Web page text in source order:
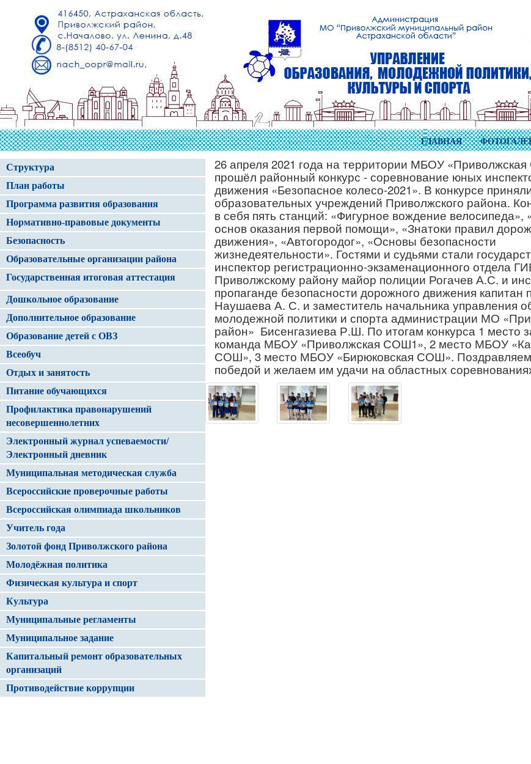
ГЛАВНАЯ
Структура
План работы
Программа развития образования
Нормативно-правовые документы
Безопасность
Образовательные организации района
Государственная итоговая аттестация
Дошкольное образование
Дополнительное образование
Образование детей с ОВЗ
Всеобуч
Отдых и занятость
Питание обучающихся
Профилактика правонарушений
несовершеннолетних
Электронный журнал успеваемости/
Электронный дневник
Муниципальная методическая служба
Всероссийские проверочные работы
Всероссийская олимпиада школьников
Учитель года
Золотой фонд Приволжского района
Молодёжная политика
Физическая культура и спорт
Культура
Муниципальные регламенты
Муниципальное задание
Капитальный ремонт образовательных
организаций
Противодействие коррупции
26 апреля 2021 года на территории МБОУ
прошёл районный конкурс - соревнование юных
движения «Безопасное колесо-2021». В конкурсе
образовательных учреждений Приволжского района.
в себя пять станций: «Фигурное вождение велосипеда»,
основ оказания первой помощи», «Знатоки правил
движения», «Автогородог», «Основы безопасности
жизнедеятельности». Гостями и судьями стали
инспектор регистрационно-экзаменационного отдела
Приволжскому району майор полиции Рогачев А.С. и
пропаганде безопасности дорожного движения капитан
Наушаева А. С. и заместитель начальника управления
молодежной политики и спорта администрации МО
район» Бисенгазиева Р.Ш. По итогам конкурса 1 место
команда МБОУ «Приволжская СОШ1», 2 место МБОУ
СОШ», 3 место МБОУ «Бирюковская СОШ». Поздравляем
победой и желаем им удачи на областных